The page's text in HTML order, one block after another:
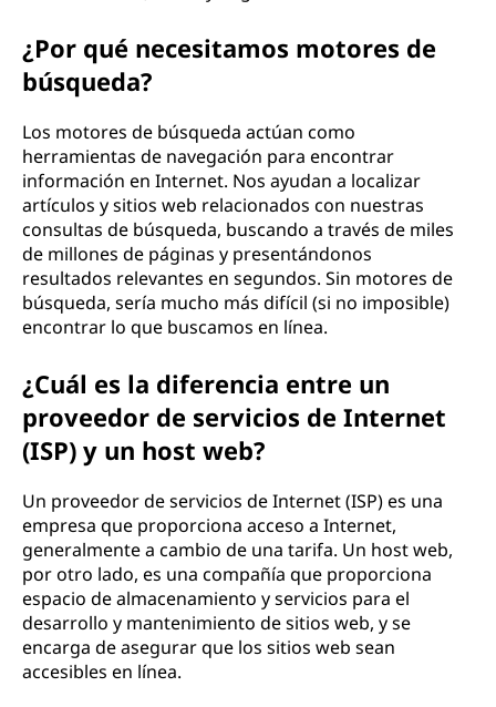
¿Por qué necesitamos motores de
búsqueda?
Los motores de búsqueda actúan como
herramientas de navegación para encontrar
información en Internet. Nos ayudan a localizar
artículos y sitios web relacionados con nuestras
consultas de búsqueda, buscando a través de miles
de millones de páginas y presentándonos
resultados relevantes en segundos. Sin motores de
búsqueda, sería mucho más difícil (si no imposible)
encontrar lo que buscamos en línea.
¿Cuál es la diferencia entre un
proveedor de servicios de Internet
(ISP) y un host web?
Un proveedor de servicios de Internet (ISP) es una
empresa que proporciona acceso a Internet,
generalmente a cambio de una tarifa. Un host web,
por otro lado, es una compañía que proporciona
espacio de almacenamiento y servicios para el
desarrollo y mantenimiento de sitios web, y se
encarga de asegurar que los sitios web sean
accesibles en línea.